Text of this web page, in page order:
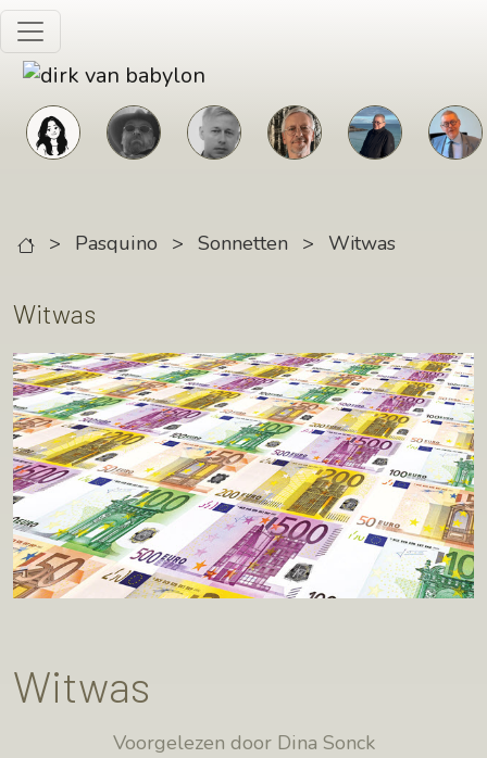
Skip to main content
> Pasquino > Sonnetten > Witwas
Witwas
Witwas
Voorgelezen door Dina Sonck